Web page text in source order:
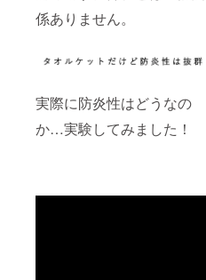
係ありません。
実際に防炎性はどうなの
か…実験してみました！